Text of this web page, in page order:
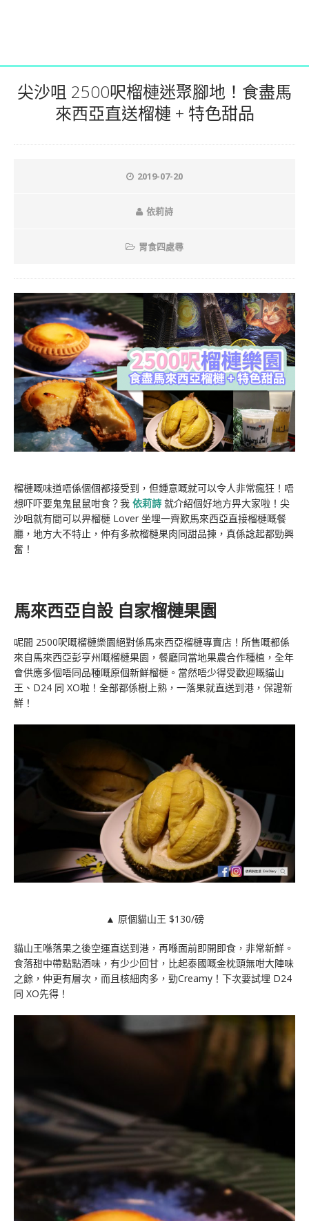
尖沙咀 2500呎榴槤迷聚腳地！食盡馬
來西亞直送榴槤 + 特色甜品
2019-07-20
依莉詩
胃食四處尋
榴槤嘅味道唔係個個都接受到，但鍾意嘅就可以令人非常瘋狂！唔
想吓吓要鬼鬼鼠鼠咁食？我 依莉詩 就介紹個好地方畀大家啦！尖
沙咀就有間可以畀榴槤 Lover 坐埋一齊歎馬來西亞直接榴槤嘅餐
廳，地方大不特止，仲有多款榴槤果肉同甜品揀，真係諗起都勁興
奮！
馬來西亞自設 自家榴槤果園
呢間 2500呎嘅榴槤樂園絕對係馬來西亞榴槤專賣店！所售嘅都係
來自馬來西亞彭亨州嘅榴槤果園，餐廳同當地果農合作種植，全年
會供應多個唔同品種嘅原個新鮮榴槤。當然唔少得受歡迎嘅貓山
王、D24 同 XO啦！全部都係樹上熟，一落果就直送到港，保證新
鮮！
▲ 原個貓山王 $130/磅
貓山王喺落果之後空運直送到港，再喺面前即開即食，非常新鮮。
食落甜中帶點點酒味，有少少回甘，比起泰國嘅金枕頭無咁大陣味
之餘，仲更有層次，而且核細肉多，勁Creamy！下次要試埋 D24
同 XO先得！